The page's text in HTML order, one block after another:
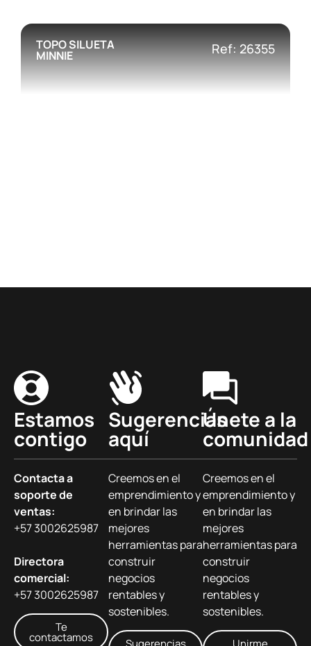
TOPO SILUETA
MINNIE Ref: 26355
Estamos
contigo
Contacta a
soporte de
ventas:
+57 3002625987
Directora
comercial:
+57 3002625987
Te
contactamos
Sugerencias
aquí
Creemos en el
emprendimiento y
en brindar las
mejores
herramientas para
construir
negocios
rentables y
sostenibles.
Únete a la
comunidad
Creemos en el
emprendimiento y
en brindar las
mejores
herramientas para
construir
negocios
rentables y
sostenibles.